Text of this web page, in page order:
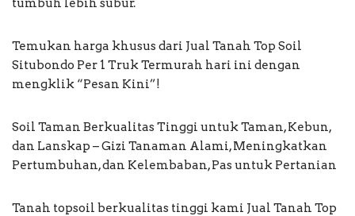
tumbuh lebih subur.
Temukan harga khusus dari Jual Tanah Top Soil
Situbondo Per 1 Truk Termurah hari ini dengan
mengklik “Pesan Kini”!
Soil Taman Berkualitas Tinggi untuk Taman, Kebun,
dan Lanskap – Gizi Tanaman Alami, Meningkatkan
Pertumbuhan, dan Kelembaban, Pas untuk Pertanian
Tanah topsoil berkualitas tinggi kami Jual Tanah Top